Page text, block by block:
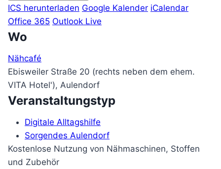
ICS herunterladen Google Kalender iCalendar
Office 365 Outlook Live
Wo
Nähcafé
Ebisweiler Straße 20 (rechts neben dem ehem.
VITA Hotel'), Aulendorf
Veranstaltungstyp
Digitale Alltagshilfe
Sorgendes Aulendorf
Kostenlose Nutzung von Nähmaschinen, Stoffen
und Zubehör